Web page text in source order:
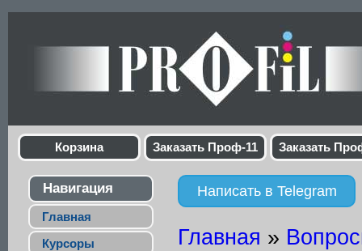
Корзина Заказать Проф-11 Заказать
Навигация
Главная
Курсоры
Написать в Telegram
Главная »